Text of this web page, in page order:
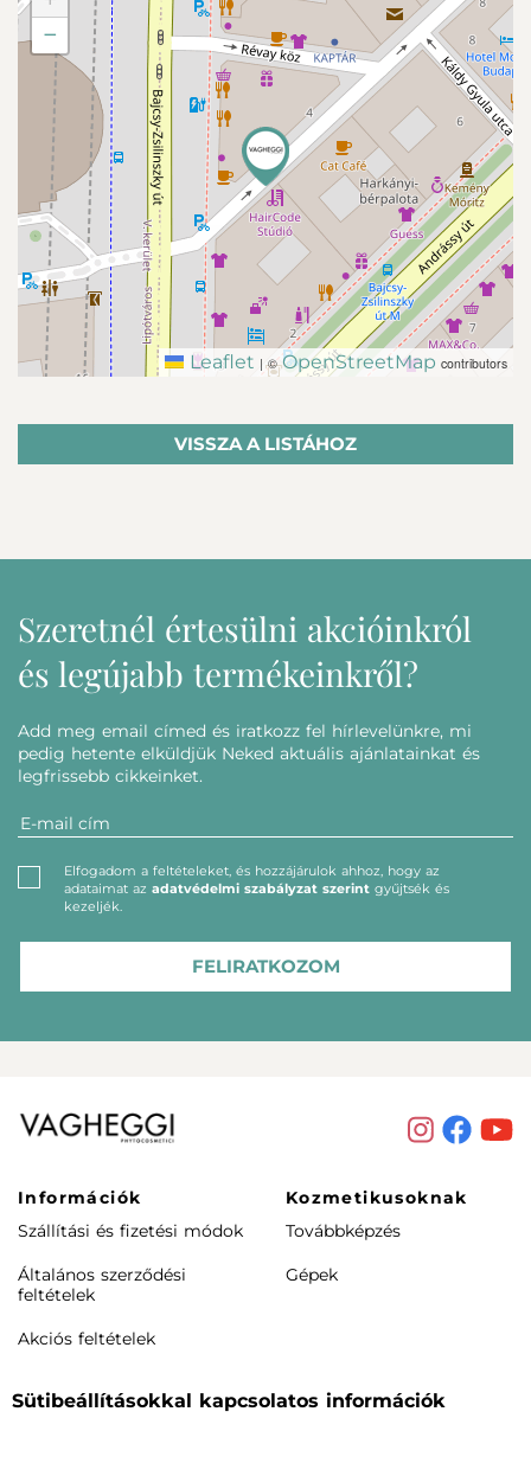
−
Leaflet | ©OpenStreetMap contributors
VISSZA A LISTÁHOZ
Szeretnél értesülni akcióinkról
és legújabb termékeinkről?
Add meg email címed és iratkozz fel hírlevelünkre, mi
pedig hetente elküldjük Neked aktuális ajánlatainkat és
legfrissebb cikkeinket.
Elfogadom a feltételeket, és hozzájárulok ahhoz, hogy az
adataimat az adatvédelmi szabályzat szerint gyűjtsék és
kezeljék.
FELIRATKOZOM
Információk
Szállítási és fizetési módok
Általános szerződési
feltételek
Akciós feltételek
visszaküldés
Kozmetikusoknak
Továbbképzés
Gépek
Sütibeállításokkal kapcsolatos információk